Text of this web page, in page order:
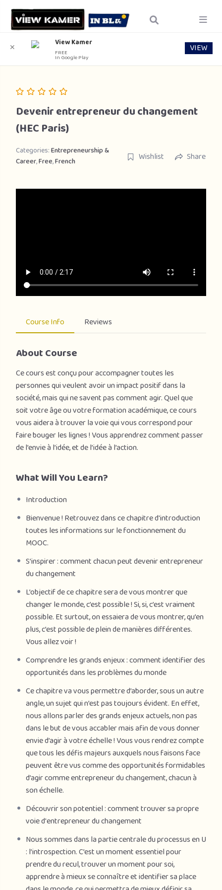
Devenir entrepreneur du changement
(HEC Paris)
Categories:Entrepreneurship &
Career,Free,French Wishlist Share
Course Info Reviews
About Course
Ce cours est conçu pour accompagner toutes les
personnes qui veulent avoir un impact positif dans la
société, mais qui ne savent pas comment agir. Quel que
soit votre âge ou votre formation académique, ce cours
vous aidera à trouver la voie qui vous correspond pour
faire bouger les lignes ! Vous apprendrez comment passer
de l’envie à l’idée, et de l’idée à l’action.
What Will You Learn?
Introduction
Bienvenue ! Retrouvez dans ce chapitre d'introduction
toutes les informations sur le fonctionnement du
MOOC.
S’inspirer : comment chacun peut devenir entrepreneur
du changement
L’objectif de ce chapitre sera de vous montrer que
changer le monde, c’est possible ! Si, si, c’est vraiment
possible. Et surtout, on essaiera de vous montrer, qu’en
plus, c’est possible de plein de manières différentes.
Vous allez voir !
Comprendre les grands enjeux : comment identifier des
opportunités dans les problèmes du monde
Ce chapitre va vous permettre d’aborder, sous un autre
angle, un sujet qui n’est pas toujours évident. En effet,
nous allons parler des grands enjeux actuels, non pas
dans le but de vous accabler mais afin de vous donner
envie d’agir à votre échelle ! Vous vous rendrez compte
que tous les défis majeurs auxquels nous faisons face
peuvent être vus comme des opportunités formidables
d’agir comme entrepreneur du changement, chacun à
son échelle.
Découvrir son potentiel : comment trouver sa propre
voie d'entrepreneur du changement
Nous sommes dans la partie centrale du processus en U
: l’introspection. C’est un moment essentiel pour
prendre du recul, trouver un moment pour soi,
apprendre à mieux se connaître et identifier sa place
✕ View Kamer
FREE
In Google Play
VIEW